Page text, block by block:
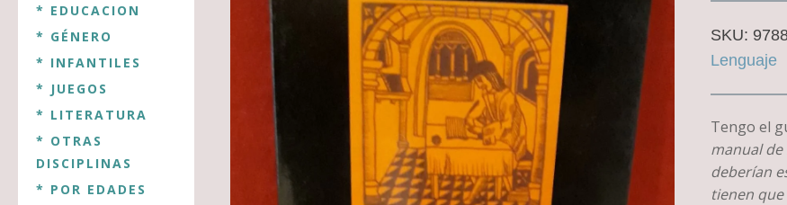
* EDUCACION
* GÉNERO
* INFANTILES
* JUEGOS
* LITERATURA
* OTRAS
DISCIPLINAS
* POR EDADES
SKU:
Lenguaje
Tengo el
manual de
deberían
tienen